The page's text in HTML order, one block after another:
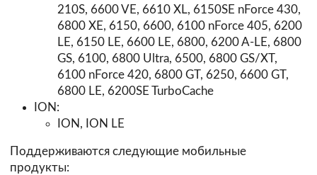
210S, 6600 VE, 6610 XL, 6150SE nForce 430,
6800 XE, 6150, 6600, 6100 nForce 405, 6200
LE, 6150 LE, 6600 LE, 6800, 6200 A-LE, 6800
GS, 6100, 6800 Ultra, 6500, 6800 GS/XT,
6100 nForce 420, 6800 GT, 6250, 6600 GT,
6800 LE, 6200SE TurboCache
ION:
ION, ION LE
Поддерживаются следующие мобильные
продукты: